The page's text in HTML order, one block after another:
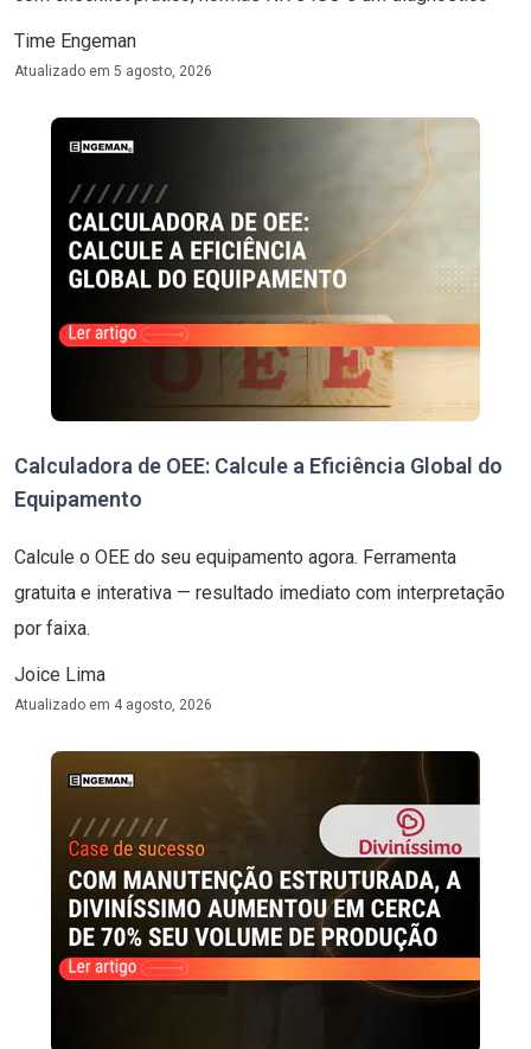
Time Engeman
Atualizado em 5 agosto, 2026
Calculadora de OEE: Calcule a Eficiência Global do
Equipamento
Calcule o OEE do seu equipamento agora. Ferramenta
gratuita e interativa — resultado imediato com interpretação
por faixa.
Joice Lima
Atualizado em 4 agosto, 2026